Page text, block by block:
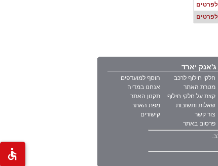
לפרטים
לפרטים
ג'אנק יארד
חלקי חילוף לרכב
מטרת האתר
קצת על חלקי חילוף
שאלות ותשובות
צור קשר
פרסום באתר
הוסף למועדפים
אנחנו במדיה
תקנון האתר
מפת האתר
קישורים